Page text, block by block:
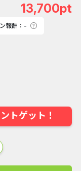
13,700pt
報酬：-
トゲット！